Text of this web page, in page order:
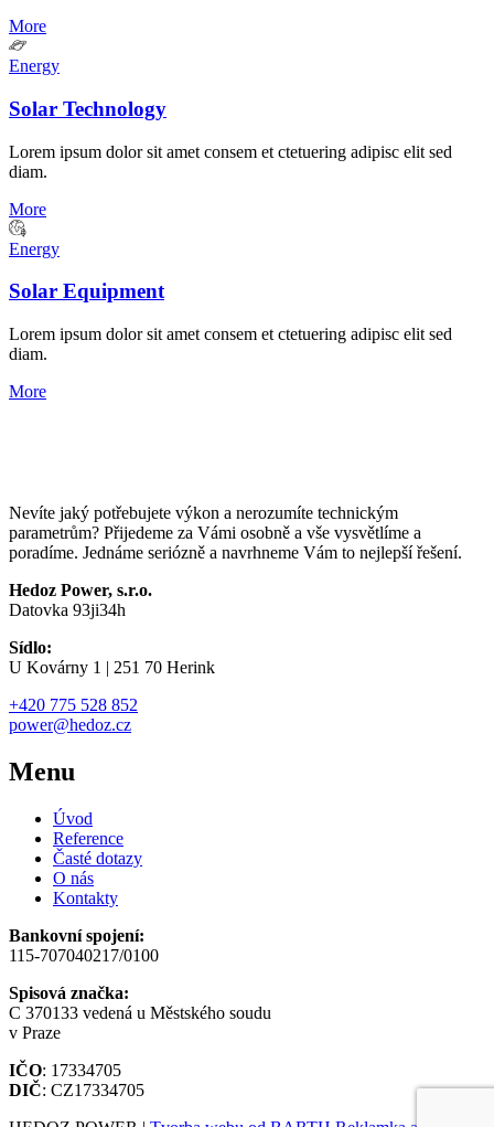
More
Energy
Solar Technology
Lorem ipsum dolor sit amet consem et ctetuering adipisc elit sed
diam.
More
Energy
Solar Equipment
Lorem ipsum dolor sit amet consem et ctetuering adipisc elit sed
diam.
More
Nevíte jaký potřebujete výkon a nerozumíte technickým
parametrům? Přijedeme za Vámi osobně a vše vysvětlíme a
poradíme. Jednáme seriózně a navrhneme Vám to nejlepší řešení.
Hedoz Power, s.r.o.
Datovka 93ji34h
Sídlo:
U Kovárny 1 | 251 70 Herink
+420 775 528 852
power@hedoz.cz
Menu
Úvod
Reference
Časté dotazy
O nás
Kontakty
Bankovní spojení:
115-707040217/0100
Spisová značka:
C 370133 vedená u Městského soudu
v Praze
IČO: 17334705
DIČ: CZ17334705